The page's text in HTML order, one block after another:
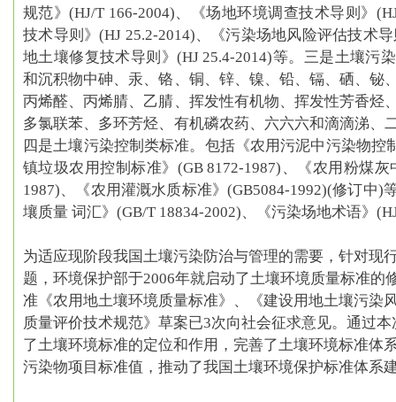
规范》(HJ/T 166-2004)、《场地环境调查技术导则》
技术导则》(HJ 25.2-2014)、《污染场地风险评估技术
地土壤修复技术导则》(HJ 25.4-2014)等。 三是土壤污
和沉积物中砷、汞、铬、铜、锌、镍、铅、镉、硒、铋
丙烯醛、丙烯腈、乙腈、挥发性有机物、挥发性芳香烃
多氯联苯、多环芳烃、有机磷农药、六六六和滴滴涕、
四是土壤污染控制类标准。 包括《农用污泥中污染物控
镇垃圾农用控制标准》(GB 8172-1987)、《农用粉煤
1987)、《农用灌溉水质标准》(GB5084-1992)(修订中)
壤质量 词汇》(GB/T 18834-2002)、《污染场地术语》
为适应现阶段我国土壤污染防治与管理的需要，针对现
题，环境保护部于2006年就启动了土壤环境质量标准的
准《农用地土壤环境质量标准》、《建设用地土壤污染
质量评价技术规范》草案已3次向社会征求意见。通过
了土壤环境标准的定位和作用，完善了土壤环境标准体
污染物项目标准值，推动了我国土壤环境保护标准体系